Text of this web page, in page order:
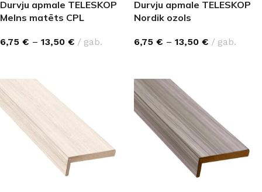
Durvju apmale TELESKOP
Melns matēts CPL
6,75 € – 13,50 € gab.
Durvju apmale TELESKOP
Nordik ozols
6,75 € – 13,50 € gab.